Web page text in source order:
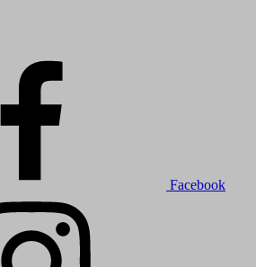
Facebook